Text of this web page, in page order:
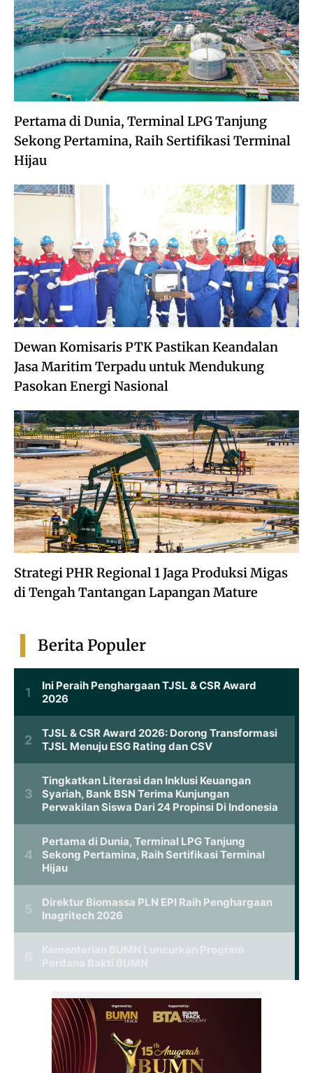
Pertama di Dunia, Terminal LPG Tanjung
Sekong Pertamina, Raih Sertifikasi Terminal
Hijau
Dewan Komisaris PTK Pastikan Keandalan
Jasa Maritim Terpadu untuk Mendukung
Pasokan Energi Nasional
Strategi PHR Regional 1 Jaga Produksi Migas
di Tengah Tantangan Lapangan Mature
Berita Populer